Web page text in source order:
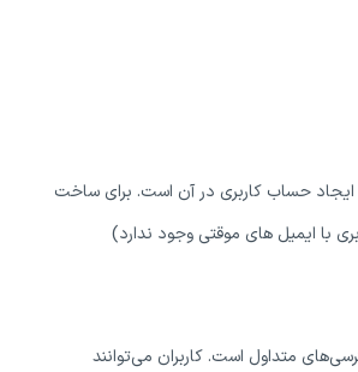
ایجاد حساب کاربری در آن است. برای ساخت
با ایمیل های موقتی وجود ندارد)
متداول است. کاربران می‌توانند